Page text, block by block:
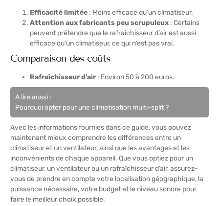
Efficacité limitée : Moins efficace qu’un climatiseur.
Attention aux fabricants peu scrupuleux : Certains
peuvent prétendre que le rafraîchisseur d’air est aussi
efficace qu’un climatiseur, ce qui n’est pas vrai.
Comparaison des coûts
Rafraîchisseur d’air: Environ 50 à 200 euros.
A lire aussi :
Pourquoi opter pour une climatisation multi-split ?
Avec les informations fournies dans ce guide, vous pouvez
maintenant mieux comprendre les différences entre un
climatiseur et un ventilateur, ainsi que les avantages et les
inconvénients de chaque appareil. Que vous optiez pour un
climatiseur, un ventilateur ou un rafraîchisseur d’air, assurez-
vous de prendre en compte votre localisation géographique, la
puissance nécessaire, votre budget et le niveau sonore pour
faire le meilleur choix possible.